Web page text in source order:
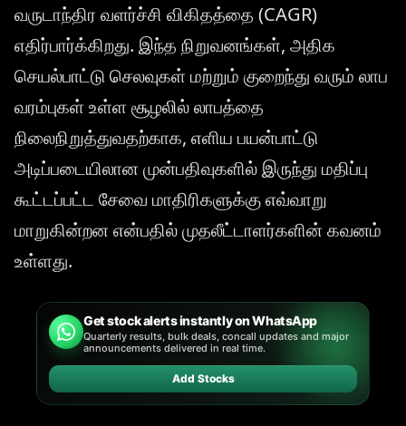
வருடாந்திர வளர்ச்சி விகிதத்தை (CAGR)
எதிர்பார்க்கிறது. இந்த நிறுவனங்கள், அதிக
செயல்பாட்டு செலவுகள் மற்றும் குறைந்து வரும் லாப
வரம்புகள் உள்ள சூழலில் லாபத்தை
நிலைநிறுத்துவதற்காக, எளிய பயன்பாட்டு
அடிப்படையிலான முன்பதிவுகளில் இருந்து மதிப்பு
கூட்டப்பட்ட சேவை மாதிரிகளுக்கு எவ்வாறு
மாறுகின்றன என்பதில் முதலீட்டாளர்களின் கவனம்
உள்ளது.
Get stock alerts instantly on WhatsApp
Quarterly results, bulk deals, concall updates and major
announcements delivered in real time.
Add Stocks